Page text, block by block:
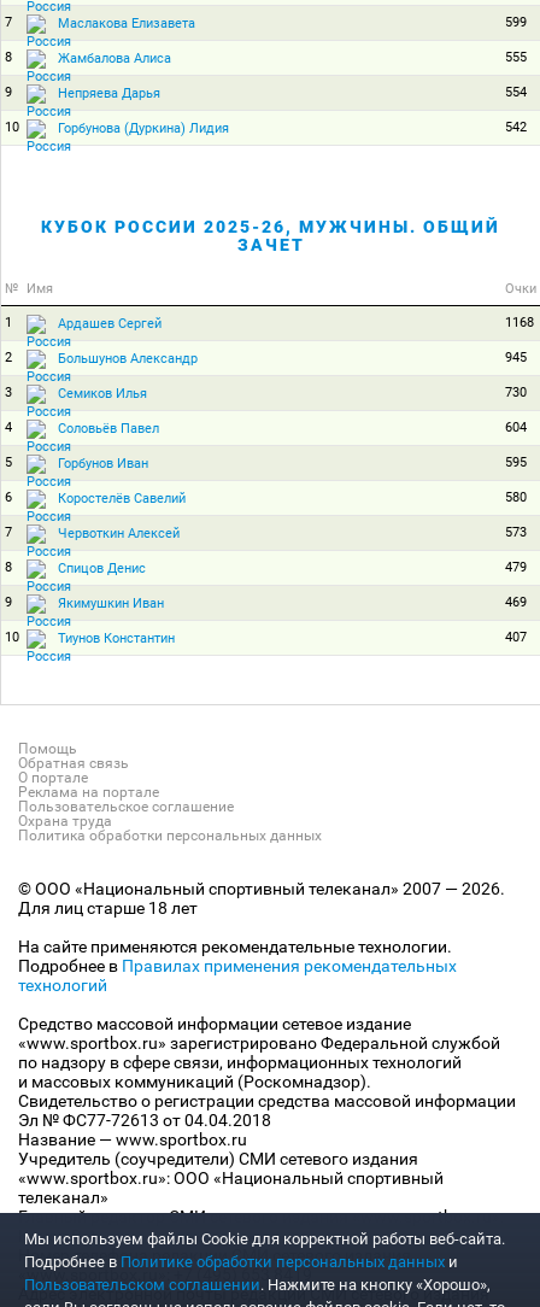
7 Маслакова Елизавета 599
8 Жамбалова Алиса 555
9 Непряева Дарья 554
10 Горбунова (Дуркина) Лидия 542
КУБОК РОССИИ 2025-26, МУЖЧИНЫ. ОБЩИЙ
ЗАЧЕТ
№ Имя Очки
1 Ардашев Сергей 1168
2 Большунов Александр 945
3 Семиков Илья 730
4 Соловьёв Павел 604
5 Горбунов Иван 595
6 Коростелёв Савелий 580
7 Червоткин Алексей 573
8 Спицов Денис 479
9 Якимушкин Иван 469
10 Тиунов Константин 407
Помощь
Обратная связь
О портале
Реклама на портале
Пользовательское соглашение
Охрана труда
Политика обработки персональных данных
© ООО «Национальный спортивный телеканал» 2007 — 2026.
Для лиц старше 18 лет
На сайте применяются рекомендательные технологии.
Подробнее в Правилах применения рекомендательных
технологий
Средство массовой информации сетевое издание
«www.sportbox.ru» зарегистрировано Федеральной службой
по надзору в сфере связи, информационных технологий
и массовых коммуникаций (Роскомнадзор).
Свидетельство о регистрации средства массовой информации
Эл № ФС77-72613 от 04.04.2018
Название — www.sportbox.ru
Учредитель (соучредители) СМИ сетевого издания
«www.sportbox.ru»: ООО «Национальный спортивный
телеканал»
Главный редактор СМИ сетевого издания «www.sportbox.ru»:
Конов В.А.
Номер телефона редакции СМИ сетевого издания
«www.sportbox.ru»: +7 (495) 653 8419
Адрес электронной почты редакции СМИ сетевого издания
Мы используем файлы Сookie для корректной работы веб-сайта.
Подробнее в Политике обработки персональных данных и
Пользовательском соглашении. Нажмите на кнопку «Хорошо»,